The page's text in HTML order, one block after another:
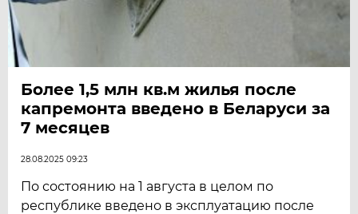
Более 1,5 млн кв.м жилья после
капремонта введено в Беларуси за
7 месяцев
28.08.2025 09:23
По состоянию на 1 августа в целом по
республике введено в эксплуатацию после